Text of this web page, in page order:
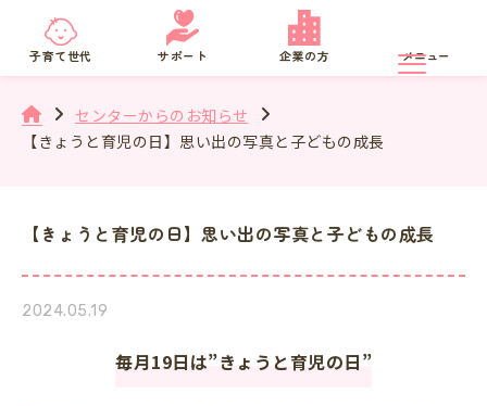
京都府
子育て世代 サポート 企業の方 メニュー
センターからのお知らせ
【きょうと育児の日】思い出の写真と子どもの成長
【きょうと育児の日】思い出の写真と子どもの成長
2024.05.19
毎月19日は”きょうと育児の日”